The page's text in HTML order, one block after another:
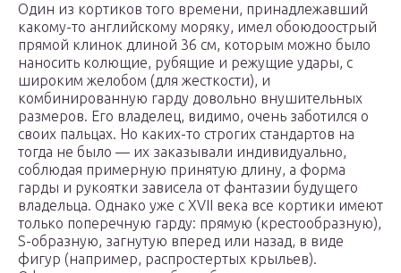
Один из кортиков того времени, принадлежавший
какому-то английскому моряку, имел обоюдоострый
прямой клинок длиной 36 см, которым можно было
наносить колющие, рубящие и режущие удары, с
широким желобом (для жесткости), и
комбинированную гарду довольно внушительных
размеров. Его владелец, видимо, очень заботился о
своих пальцах. Но каких-то строгих стандартов на
тогда не было — их заказывали индивидуально,
соблюдая примерную принятую длину, а форма
гарды и рукоятки зависела от фантазии будущего
владельца. Однако уже с XVII века все кортики имеют
только поперечную гарду: прямую (крестообразную),
S-образную, загнутую вперед или назад, в виде
фигур (например, распростертых крыльев).